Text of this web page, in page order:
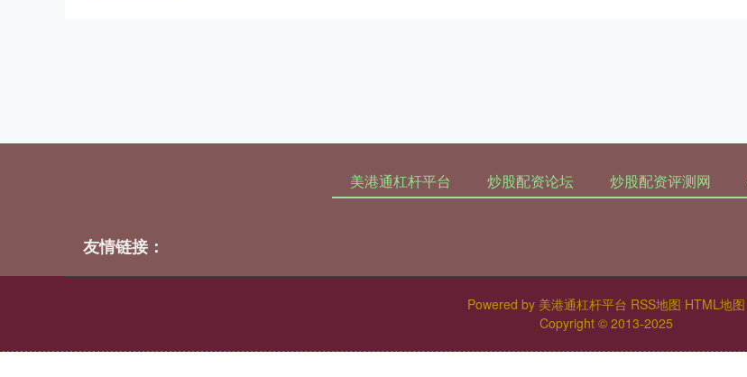
美港通杠杆平台 炒股配资论坛 炒股配资评测网
友情链接：
Powered by 美港通杠杆平台 RSS地图 HTML地图
Copyright © 2013-2025